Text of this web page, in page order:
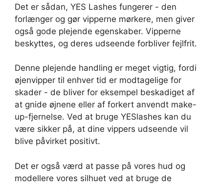
Det er sådan, YES Lashes fungerer - den
forlænger og gør vipperne mørkere, men giver
også gode plejende egenskaber. Vipperne
beskyttes, og deres udseende forbliver fejlfrit.
Denne plejende handling er meget vigtig, fordi
øjenvipper til enhver tid er modtagelige for
skader - de bliver for eksempel beskadiget af
at gnide øjnene eller af forkert anvendt make-
up-fjernelse. Ved at bruge YESlashes kan du
være sikker på, at dine vippers udseende vil
blive påvirket positivt.
Det er også værd at passe på vores hud og
modellere vores silhuet ved at bruge de